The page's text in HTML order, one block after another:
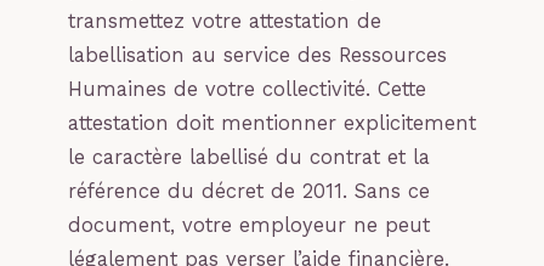
transmettez votre attestation de
labellisation au service des Ressources
Humaines de votre collectivité. Cette
attestation doit mentionner explicitement
le caractère labellisé du contrat et la
référence du décret de 2011. Sans ce
document, votre employeur ne peut
légalement pas verser l’aide financière.